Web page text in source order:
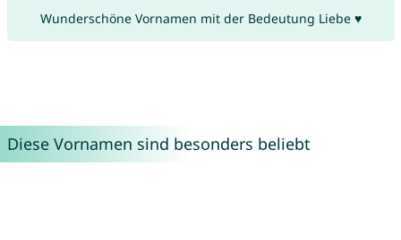
Wunderschöne Vornamen mit der Bedeutung Liebe ♥
Diese Vornamen sind besonders beliebt